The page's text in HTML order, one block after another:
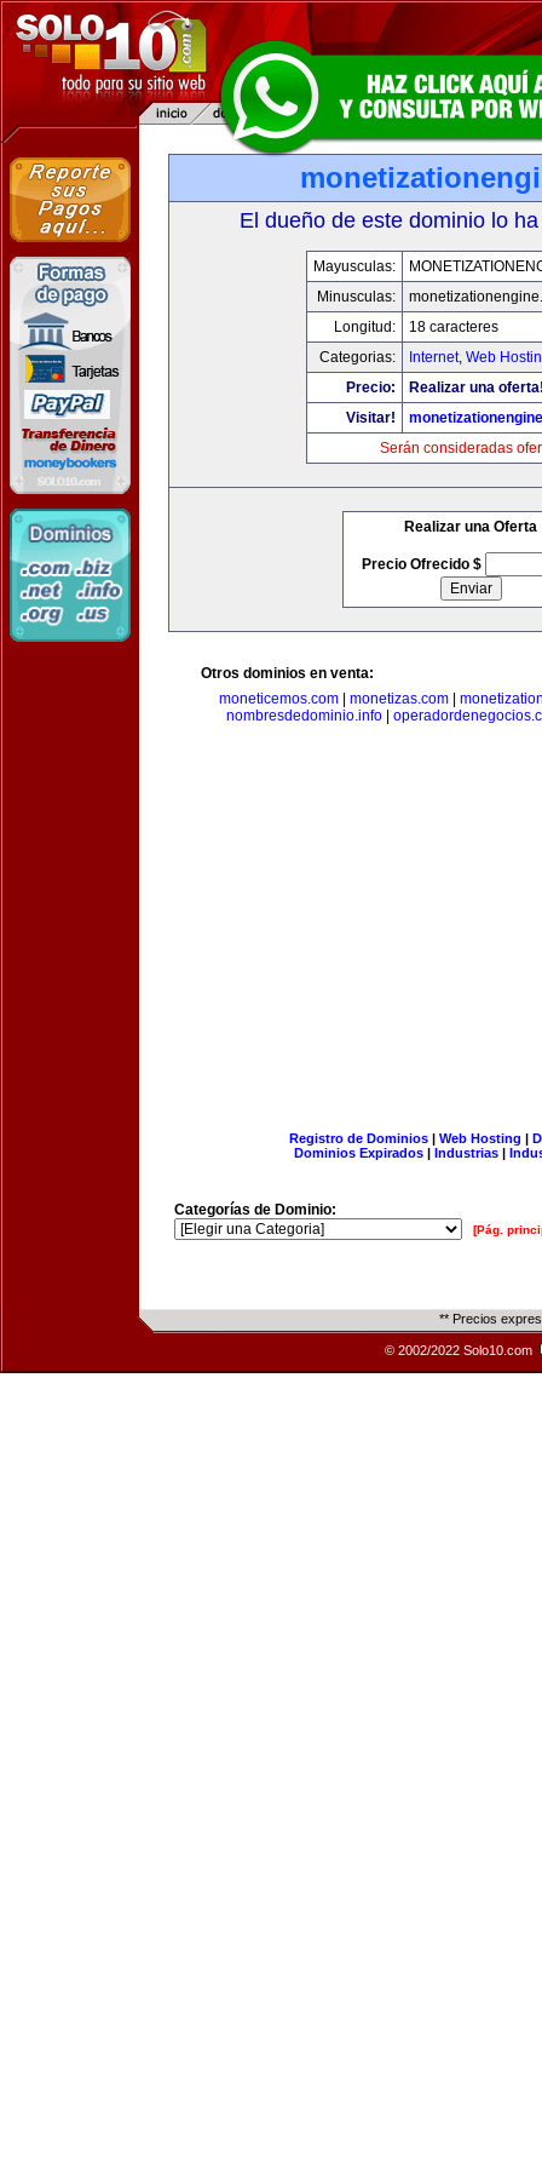
El dueño de este dominio lo
Mayusculas:
Minusculas:
Longitud:
18 caracteres
Categorias:
Internet, Web
Precio:
Realizar una
Visitar!
Serán consideradas
Realizar una Oferta
Precio Ofrecido $
Otros dominios en venta:
moneticemos.com
monetizas.com
nombresdedominio.info|
Registro de Dominios| Web Hosting |
Dominios Expirados | Industrias |
Categorías de Dominio:
[Pág.
** Precios
© 2002/2022 Solo10.com